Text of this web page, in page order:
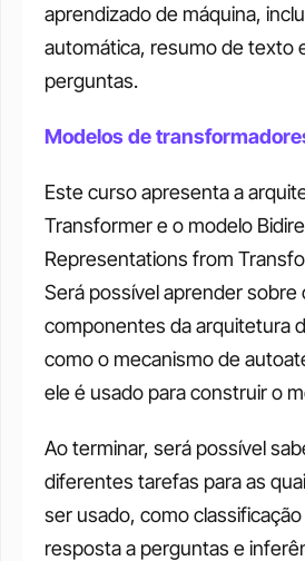
aprendizado de máquina,
automática, resumo de texto
perguntas.
Modelos de
Este curso apresenta a
Transformer e o modelo
Representations from
Será possível aprender sobre
componentes da arquitetura
como o mecanismo de
ele é usado para construir o
Ao terminar, será possível
diferentes tarefas para as
ser usado, como
resposta a perguntas e